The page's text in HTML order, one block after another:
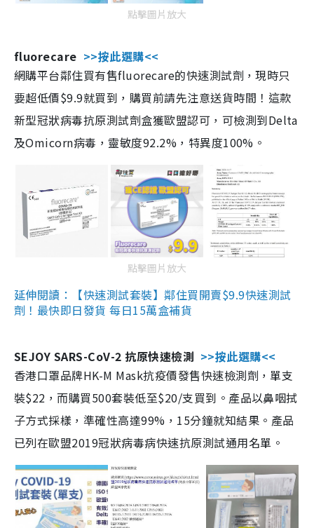
點擊圖片放大
fluorecare >>按此選購<<
網購平台鄰住買有售fluorecare的快速測試劑，現時只
要超低價$9.9就買到，購買前請先注意送貨時間！這款
新型冠狀病毒抗原測試劑盒獲歐盟認可，可檢測到Delta
及Omicorn病毒，靈敏度92.2%，特異度100%。
點擊圖片放大
延伸閱讀：【快速測試套裝】鄰住買開賣$9.9快速測試
劑！最快即日發貨 每日15萬盒補貨
SEJOY SARS-CoV-2 抗原快速檢測 >>按此選購<<
香港口罩品牌HK-M Mask抗疫價發售快速檢測劑，單支
裝$22，而購買500套裝低至$20/支買到。產品以鼻咽拭
子方式採樣，準確性高達99%，15分鐘就知結果。產品
已列在歐盟2019冠狀病毒病快速抗原測試通用名單。